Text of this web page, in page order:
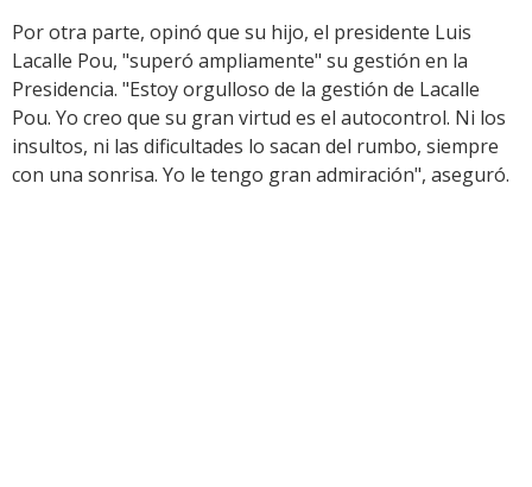
Por otra parte, opinó que su hijo, el presidente Luis
Lacalle Pou, "superó ampliamente" su gestión en la
Presidencia. "Estoy orgulloso de la gestión de Lacalle
Pou. Yo creo que su gran virtud es el autocontrol. Ni los
insultos, ni las dificultades lo sacan del rumbo, siempre
con una sonrisa. Yo le tengo gran admiración", aseguró.